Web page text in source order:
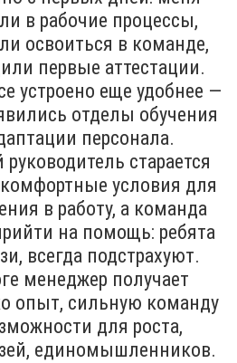
в рабочие процессы,
освоиться в команде,
первые аттестации.
устроено еще удобнее —
отделы обучения
персонала.
старается
условия для
в работу, а команда
на помощь: ребята
всегда подстрахуют.
менеджер получает
опыт, сильную команду
для роста,
единомышленников.